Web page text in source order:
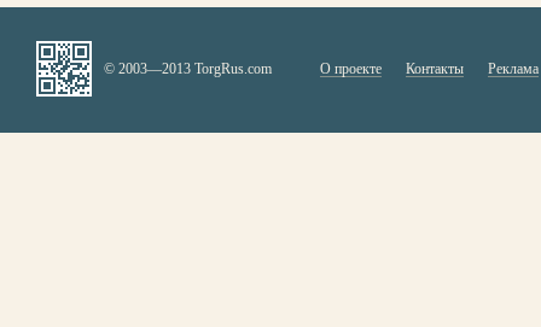
© 2003—2013 TorgRus.com О проекте Контакты Реклама